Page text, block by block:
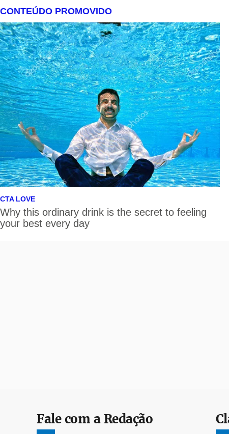
Fale com a Redação